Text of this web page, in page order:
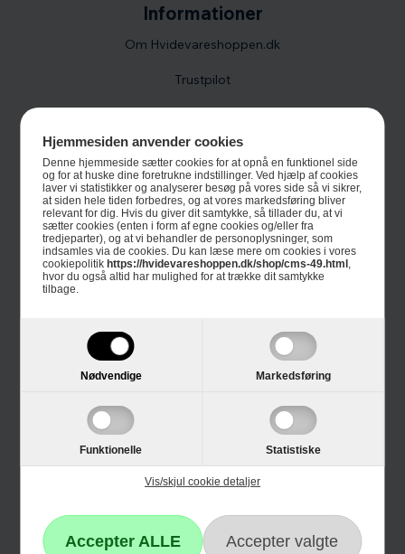
Hjemmesiden anvender cookies
Denne hjemmeside sætter cookies for at opnå en funktionel side
og for at huske dine foretrukne indstillinger. Ved hjælp af cookies
laver vi statistikker og analyserer besøg på vores side så vi sikrer,
at siden hele tiden forbedres, og at vores markedsføring bliver
relevant for dig. Hvis du giver dit samtykke, så tillader du, at vi
sætter cookies (enten i form af egne cookies og/eller fra
tredjeparter), og at vi behandler de personoplysninger, som
indsamles via de cookies. Du kan læse mere om cookies i vores
cookiepolitik https://hvidevareshoppen.dk/shop/cms-49.html ,
hvor du også altid har mulighed for at trække dit samtykke
tilbage.
Nødvendige Markedsføring
Funktionelle Statistiske
Vis/skjul cookie detaljer
Reklamation
Fortrydelsesformular
Informationer
Om Hvidevareshoppen.dk
Trustpilot
4 års garanti
Guides
Links
Black Friday